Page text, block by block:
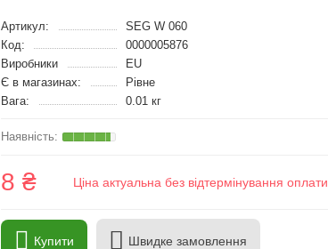
Артикул:
SEG W 060
Код:
0000005876
Виробники
EU
Є в магазинах:
Рівне
Вага:
0.01 кг
8 ₴ Ціна актуальна без відтермінування оплати
Купити Швидке замовлення